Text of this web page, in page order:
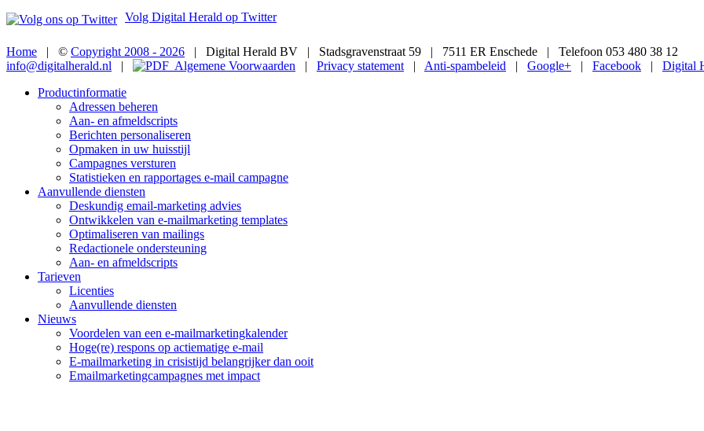
Volg Digital Herald op Twitter
Home | © Copyright 2008 - 2026 | Digital Herald BV | Stadsgravenstraat 59 | 7511 ER Enschede | Telefoon 053 480 38 12
info@digitalherald.nl | Algemene Voorwaarden | Privacy statement | Anti-spambeleid | Google+ | Facebook | Digital
Productinformatie
Adressen beheren
Aan- en afmeldscripts
Berichten personaliseren
Opmaken in uw huisstijl
Campagnes versturen
Statistieken en rapportages e-mail campagne
Aanvullende diensten
Deskundig email-marketing advies
Ontwikkelen van e-mailmarketing templates
Optimaliseren van mailings
Redactionele ondersteuning
Aan- en afmeldscripts
Tarieven
Licenties
Aanvullende diensten
Nieuws
Voordelen van een e-mailmarketingkalender
Hoge(re) respons op actiematige e-mail
E-mailmarketing in crisistijd belangrijker dan ooit
Emailmarketingcampagnes met impact